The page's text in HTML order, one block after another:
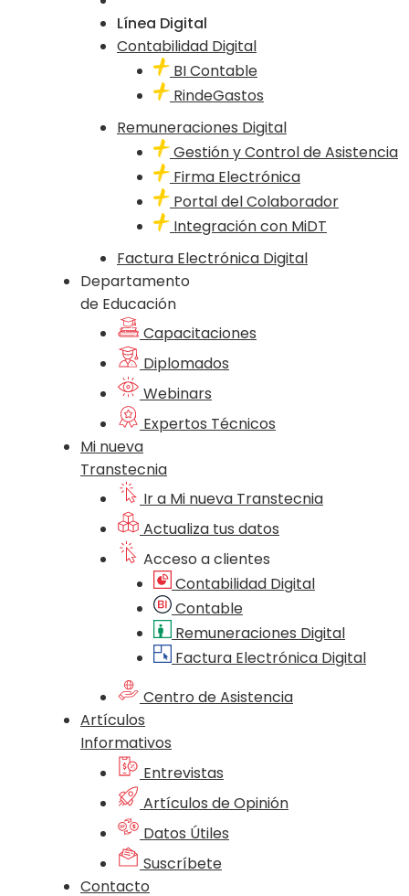
Línea Digital
Contabilidad Digital
BI Contable
RindeGastos
Remuneraciones Digital
Gestión y Control de Asistencia
Firma Electrónica
Portal del Colaborador
Integración con MiDT
Factura Electrónica Digital
Departamento
de Educación
Capacitaciones
Diplomados
Webinars
Expertos Técnicos
Mi nueva
Transtecnia
Ir a Mi nueva Transtecnia
Actualiza tus datos
Acceso a clientes
Contabilidad Digital
Contable
Remuneraciones Digital
Factura Electrónica Digital
Centro de Asistencia
Artículos
Informativos
Entrevistas
Artículos de Opinión
Datos Útiles
Suscríbete
Contacto